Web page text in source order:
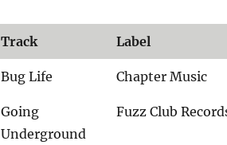
Track Label
Bug Life Chapter Music
Going
Underground
Fuzz Club